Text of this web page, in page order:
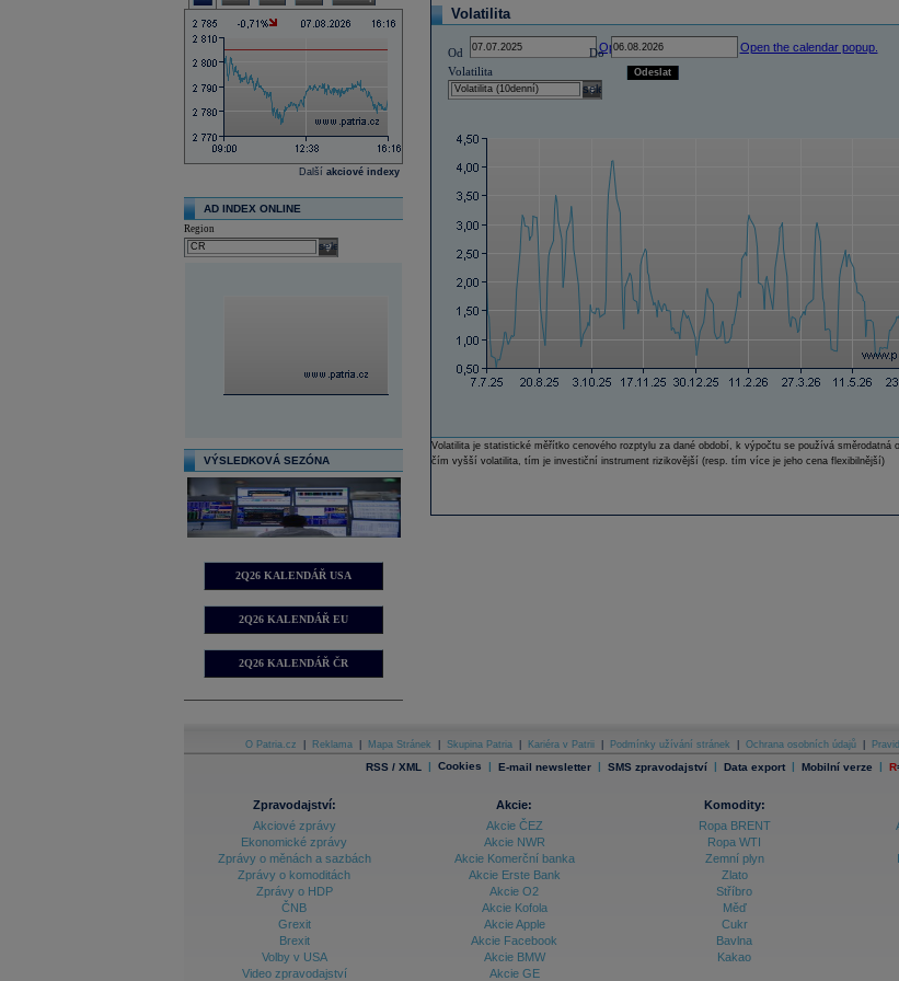
Další akciové indexy
AD INDEX ONLINE
Region
select
VÝSLEDKOVÁ SEZÓNA
2Q26 KALENDÁŘ USA
2Q26 KALENDÁŘ EU
2Q26 KALENDÁŘ ČR
Volatilita
Od Open the calendar popup.
Do
Open the calendar popup.
Volatilita
select
Odeslat
Volatilita je statistické měřítko cenového rozptylu za dané období, k výpočtu se používá směrodatná
čím vyšší volatilita, tím je investiční instrument rizikovější (resp. tím více je jeho cena flexibilnější)
O Patria.cz Reklama Mapa Stránek Skupina Patria Kariéra v Patrii Podmínky užívání stránek Ochrana osobních údajů
RSS / XML | Cookies | E-mail newsletter | SMS zpravodajství | Data export | Mobilní verze | R
Zpravodajství:
Akciové zprávy
Ekonomické zprávy
Zprávy o měnách a sazbách
Zprávy o komoditách
Zprávy o HDP
ČNB
Grexit
Brexit
Volby v USA
Video zpravodajství
Akcie:
Akcie ČEZ
Akcie NWR
Akcie Komerční banka
Akcie Erste Bank
Akcie O2
Akcie Kofola
Akcie Apple
Akcie Facebook
Akcie BMW
Akcie GE
Komodity:
Ropa BRENT
Ropa WTI
Zemní plyn
Zlato
Stříbro
Měď
Cukr
Bavlna
Kakao